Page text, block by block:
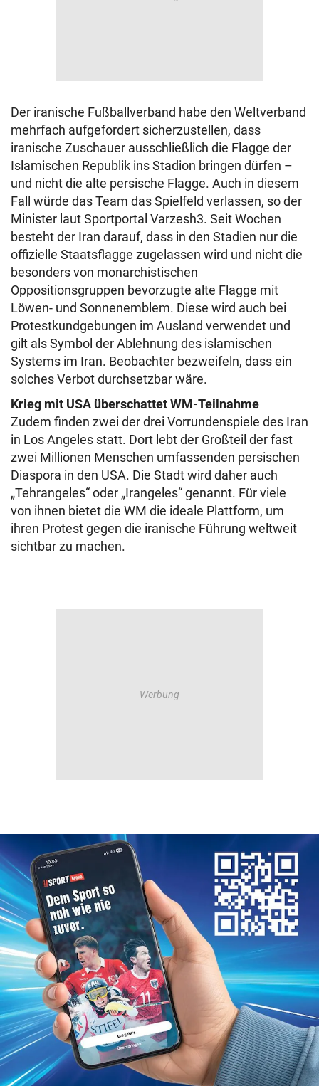
Der iranische Fußballverband habe den Weltverband
mehrfach aufgefordert sicherzustellen, dass
iranische Zuschauer ausschließlich die Flagge der
Islamischen Republik ins Stadion bringen dürfen –
und nicht die alte persische Flagge. Auch in diesem
Fall würde das Team das Spielfeld verlassen, so der
Minister laut Sportportal Varzesh3. Seit Wochen
besteht der Iran darauf, dass in den Stadien nur die
offizielle Staatsflagge zugelassen wird und nicht die
besonders von monarchistischen
Oppositionsgruppen bevorzugte alte Flagge mit
Löwen- und Sonnenemblem. Diese wird auch bei
Protestkundgebungen im Ausland verwendet und
gilt als Symbol der Ablehnung des islamischen
Systems im Iran. Beobachter bezweifeln, dass ein
solches Verbot durchsetzbar wäre.
Krieg mit USA überschattet WM-Teilnahme
Zudem finden zwei der drei Vorrundenspiele des Iran
in Los Angeles statt. Dort lebt der Großteil der fast
zwei Millionen Menschen umfassenden persischen
Diaspora in den USA. Die Stadt wird daher auch
„Tehrangeles“ oder „Irangeles“ genannt. Für viele
von ihnen bietet die WM die ideale Plattform, um
ihren Protest gegen die iranische Führung weltweit
sichtbar zu machen.